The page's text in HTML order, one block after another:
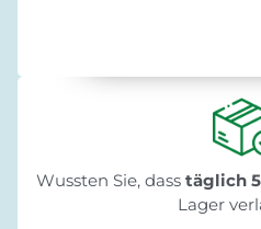
Wussten Sie, dass täglich
Lager